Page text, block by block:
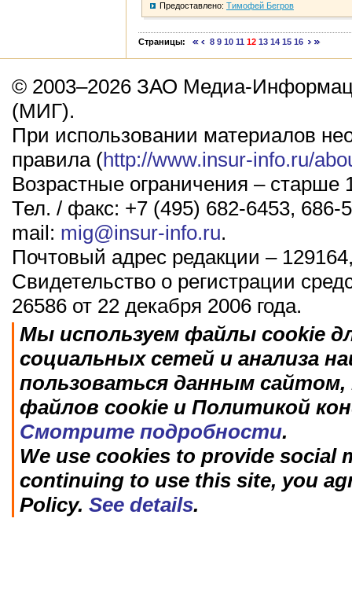
Предоставлено: Тимофей Бегров
Страницы: 8 9 10 11 12 13 14 15 16
© 2003–2026 ЗАО Медиа-
(МИГ).
При использовании материалов
правила (http://www.insur-info.ru/
Возрастные ограничения – старше
Тел. / факс: +7 (495) 682-6453, 686-
mail: mig@insur-info.ru.
Почтовый адрес редакции –
Свидетельство о регистрации
26586 от 22 декабря 2006 года.
Мы используем файлы cookie
социальных сетей и анализа
пользоваться данным
файлов cookie и Политикой
Смотрите подробности.
We use cookies to provide social
continuing to use this site, you
Policy. See details.